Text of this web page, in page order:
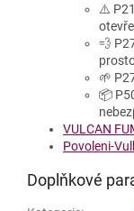
⚠️
💨
🌱
📦
VULCAN
Povoleni-
Doplňkové